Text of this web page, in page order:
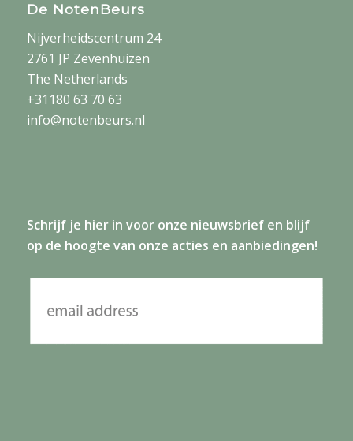
De NotenBeurs
Nijverheidscentrum 24
2761 JP Zevenhuizen
The Netherlands
+31180 63 70 63
info@notenbeurs.nl
Schrijf je hierin voor onze nieuwsbrief en blijf
op de hoogte van onze acties en aanbiedingen!